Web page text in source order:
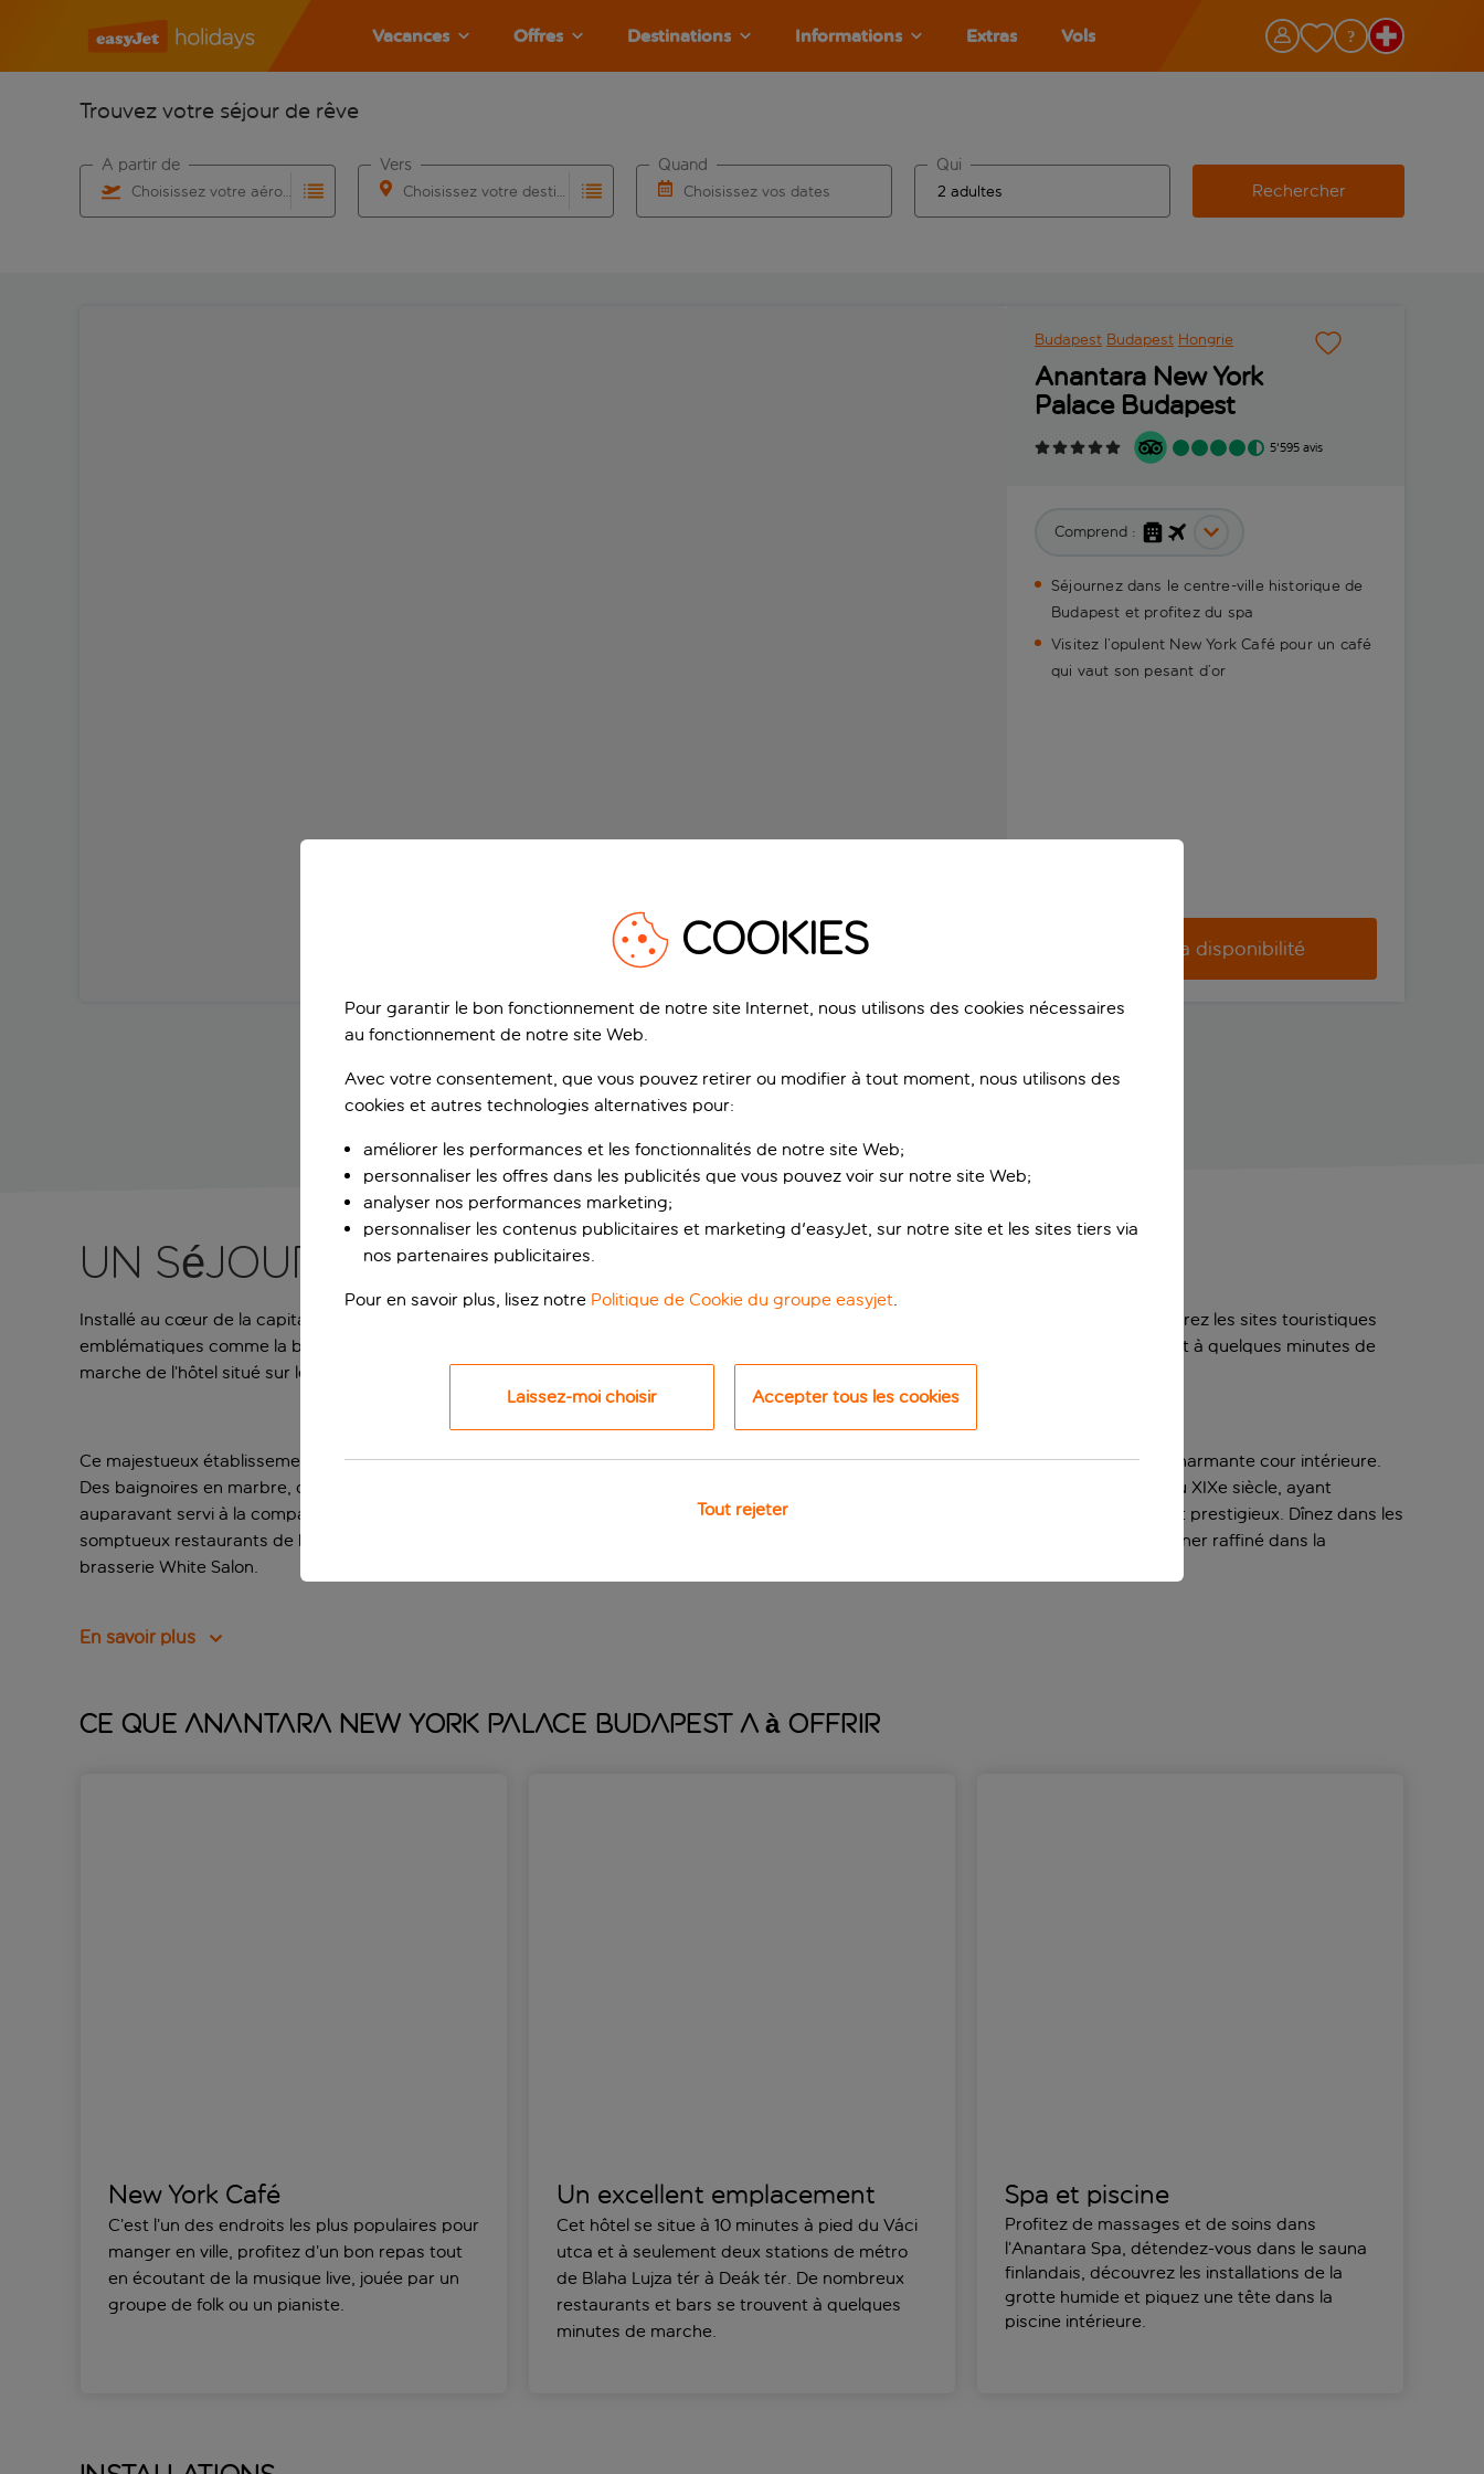
Vacances Offres Destinations Informations Extras Vols
Trouvez votre séjour de rêve
Choisissez votre aéroport
À partir de
Choisissez votre destination
Vers
Choisissez vos dates
Quand Qui
Rechercher
Budapest Budapest Hongrie
Anantara New York
Palace Budapest
5'595 avis
Comprend :
Séjournez dans le centre-ville historique de
Budapest et profitez du spa
Visitez l’opulent New York Café pour un café
qui vaut son pesant d’or
Vérifier la disponibilité
Un séjour cinq étoiles grandiose
Installé au cœur de la capitale hongroise, l’hôtel Anantara New York Palace Budapest offre un cadre luxueux dans cette ville animée. Explorez les sites touristiques
emblématiques comme la basilique Saint-Étienne de Pest, l’historique Opéra d’État hongrois et le majestueux pont Lánchíd, qui se trouvent à quelques minutes de
marche de l’hôtel situé sur le Grand Boulevard.
Ce majestueux établissement dispose d’élégantes chambres et suites, dotées d’installations modernes offrant des vues sur la ville ou la charmante cour intérieure.
Des baignoires en marbre, des téléviseurs à écran plat et une multitude de meubles luxueux vous attendent. Le bâtiment d’origine date du XIXe siècle, ayant
auparavant servi à la compagnie d’assurance de New York (New York Life Insurance Company), est aménagé dans un style extravagant et prestigieux. Dînez dans les
somptueux restaurants de haute gastronomie de l’hôtel, visitez le New York Café pour un café qui vaut son pesant d’or, ou profitez d’un dîner raffiné dans la
brasserie White Salon.
En savoir plus
Ce que Anantara New York Palace Budapest a à offrir
New York Café
C’est l’un des endroits les plus populaires pour
manger en ville, profitez d’un bon repas tout
en écoutant de la musique live, jouée par un
groupe de folk ou un pianiste.
Un excellent emplacement
Cet hôtel se situe à 10 minutes à pied du Váci
utca et à seulement deux stations de métro
de Blaha Lujza tér à Deák tér. De nombreux
restaurants et bars se trouvent à quelques
minutes de marche.
Spa et piscine
Profitez de massages et de soins dans
l’Anantara Spa, détendez-vous dans le sauna
finlandais, découvrez les installations de la
grotte humide et piquez une tête dans la
piscine intérieure.
COOKIES
Pour garantir le bon fonctionnement de notre site Internet, nous utilisons des cookies nécessaires
au fonctionnement de notre site Web.
Avec votre consentement, que vous pouvez retirer ou modifier à tout moment, nous utilisons des
cookies et autres technologies alternatives pour:
améliorer les performances et les fonctionnalités de notre site Web;
personnaliser les offres dans les publicités que vous pouvez voir sur notre site Web;
analyser nos performances marketing;
personnaliser les contenus publicitaires et marketing d'easyJet, sur notre site et les sites tiers via
nos partenaires publicitaires.
Pour en savoir plus, lisez notre Politique de Cookie du groupe easyjet.
Laissez-moi choisir Accepter tous les cookies
Tout rejeter